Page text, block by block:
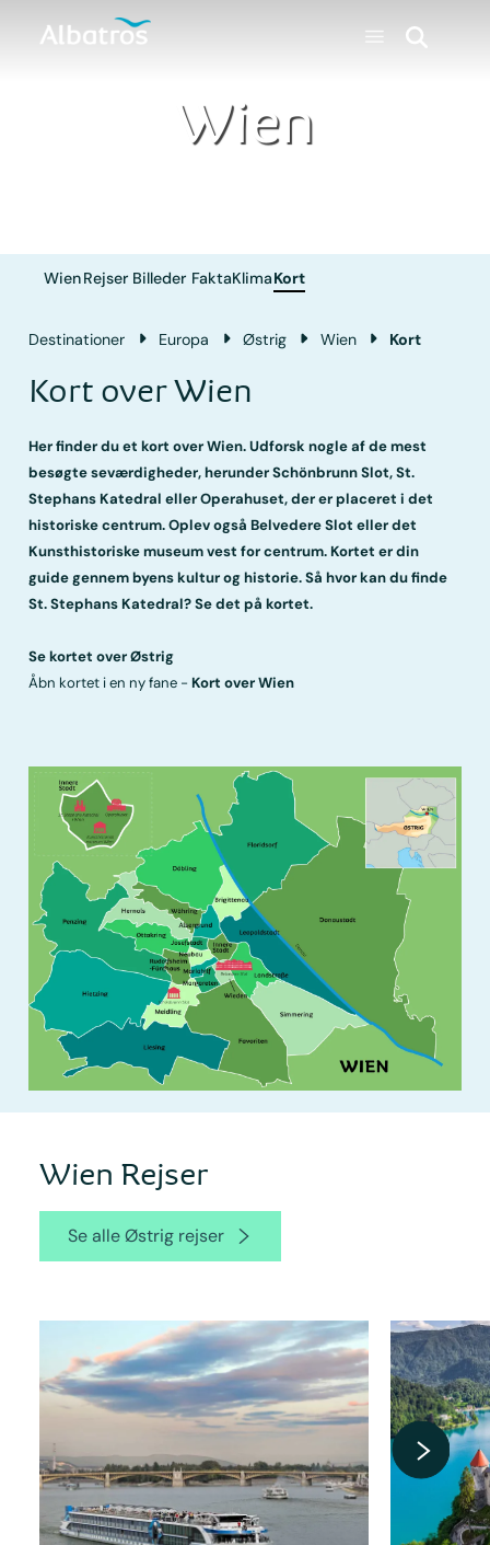
Wien
WienRejser Billeder FaktaKlimaKort
Destinationer Europa Østrig Wien Kort
Kort over Wien
Her finder du et kort over Wien. Udforsk nogle af de mest
besøgte seværdigheder, herunder Schönbrunn Slot, St.
Stephans Katedral eller Operahuset, der er placeret i det
historiske centrum. Oplev også Belvedere Slot eller det
Kunsthistoriske museum vest for centrum. Kortet er din
guide gennem byens kultur og historie. Så hvor kan du finde
St. Stephans Katedral? Se det på kortet.
Se kortet over Østrig
Åbn kortet i en ny fane - Kort over Wien
Wien Rejser
Se alle Østrig rejser